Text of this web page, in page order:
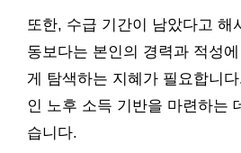
또한, 수급 기간이 남았다고 해
동보다는 본인의 경력과 적성
게 탐색하는 지혜가 필요합니
인 노후 소득 기반을 마련하는
습니다.